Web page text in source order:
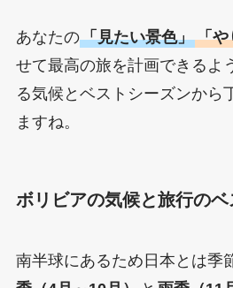
あなたの「見たい景色」 「や
せて最高の旅を計画できるよ
る気候とベストシーズンから
ますね。
ボリビアの気候と旅行の
南半球にあるため日本とは季